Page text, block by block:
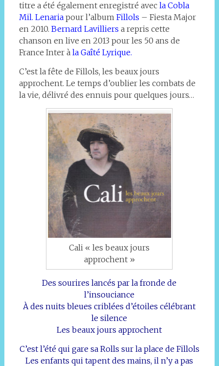
titre a été également enregistré avec la Cobla
Mil. Lenariapour l’album Fillols – Fiesta Major
en 2010. Bernard Lavilliers a repris cette
chanson en live en 2013 pour les 50 ans de
France Inter àla Gaîté Lyrique.
C’est la fête de Fillols, les beaux jours
approchent. Le temps d’oublier les combats de
la vie, délivré des ennuis pour quelques jours…
Cali « les beaux jours
approchent »
Des sourires lancés par la fronde de
l’insouciance
À des nuits bleues criblées d’étoiles célébrant
le silence
Les beaux jours approchent
C’est l’été qui gare sa Rolls sur la place de Fillols
Les enfants qui tapent des mains, il n’y a pas